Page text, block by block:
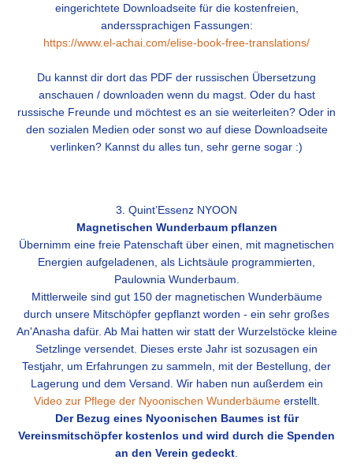
eingerichtete Downloadseite für die kostenfreien,
anderssprachigen Fassungen:
https://www.el-achai.com/elise-book-free-translations/
Du kannst dir dort das PDF der russischen Übersetzung
anschauen / downloaden wenn du magst. Oder du hast
russische Freunde und möchtest es an sie weiterleiten? Oder in
den sozialen Medien oder sonst wo auf diese Downloadseite
verlinken? Kannst du alles tun, sehr gerne sogar :)
3. Quint’Essenz NYOON
Magnetischen Wunderbaum pflanzen
Übernimm eine freie Patenschaft über einen, mit magnetischen
Energien aufgeladenen, als Lichtsäule programmierten,
Paulownia Wunderbaum.
Mittlerweile sind gut 150 der magnetischen Wunderbäume
durch unsere Mitschöpfer gepflanzt worden - ein sehr großes
An'Anasha dafür. Ab Mai hatten wir statt der Wurzelstöcke kleine
Setzlinge versendet. Dieses erste Jahr ist sozusagen ein
Testjahr, um Erfahrungen zu sammeln, mit der Bestellung, der
Lagerung und dem Versand. Wir haben nun außerdem ein
Video zur Pflege der Nyoonischen Wunderbäumeerstellt.
Der Bezug eines Nyoonischen Baumes ist für
Vereinsmitschöpfer kostenlos und wird durch die Spenden
an den Verein gedeckt